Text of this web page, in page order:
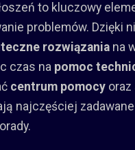
to kluczowy
problemów. Dzięki
rozwiązania na
czas na pomoc
centrum pomocy
najczęściej